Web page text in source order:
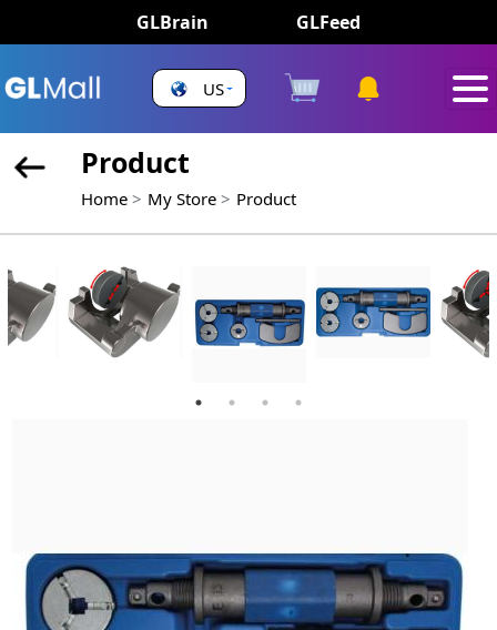
GLBrain GLFeed
US
Product
Home My Store Product